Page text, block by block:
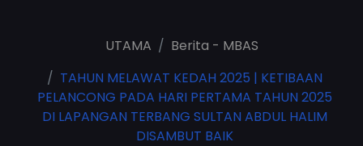
UTAMA
Berita - MBAS
TAHUN MELAWAT KEDAH 2025 | KETIBAAN
PELANCONG PADA HARI PERTAMA TAHUN 2025
DI LAPANGAN TERBANG SULTAN ABDUL HALIM
DISAMBUT BAIK